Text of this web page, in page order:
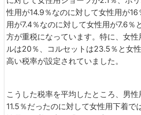
性用が14.9％なのに対して女性用が
用が7.4％なのに対して女性用が7.6％
方が重税になっています。特に、女
ルは20％、コルセットは23.5％と女
高い税率が設定されていました。
こうした税率を平均したところ、男
11.5％だったのに対して女性用下着で